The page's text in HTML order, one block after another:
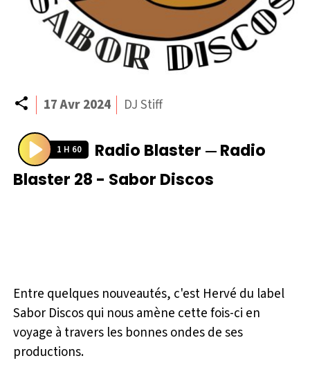
Partager
17 Avr 2024 DJ Stiff
P
l
1 H 60 Radio Blaster —Radio
Blaster 28 - Sabor Discos
Entre quelques nouveautés, c'est Hervé du label
Sabor Discos qui nous amène cette fois-ci en
voyage à travers les bonnes ondes de ses
productions.